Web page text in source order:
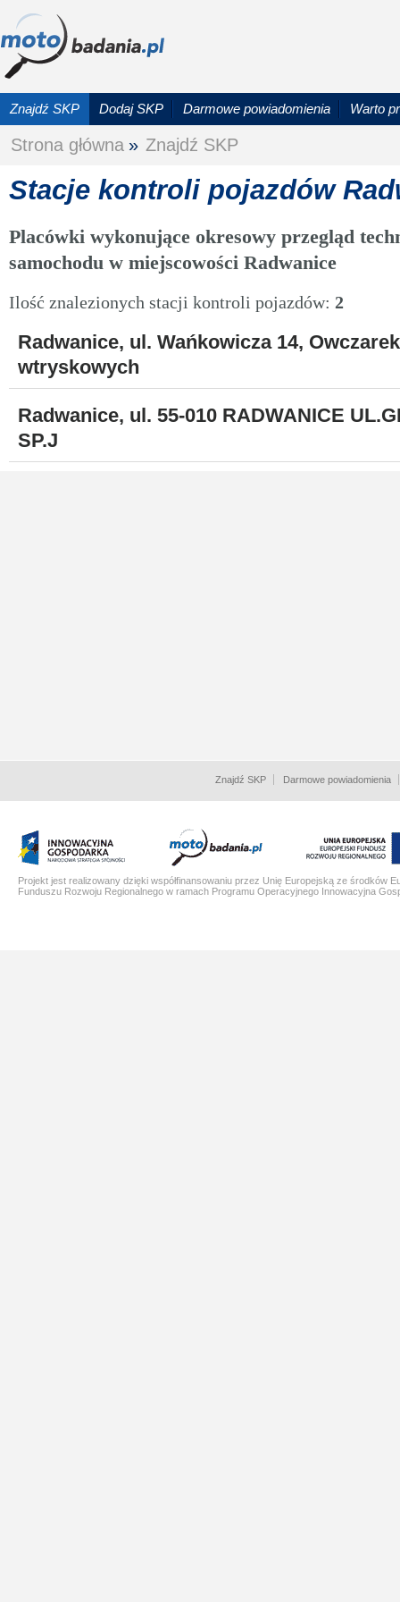
Znajdź SKP Dodaj SKP Darmowe powiadomienia Warto
Strona główna » Znajdź SKP
Stacje kontroli pojazdów
Placówki wykonujące okresowy przegląd
samochodu w miejscowości Radwanice
Ilość znalezionych stacji kontroli pojazdów: 2
Radwanice, ul. Wańkowicza 14,
wtryskowych
Radwanice, ul. 55-010 RADWANICE
SP.J
Znajdź SKP Darmowe powiadomienia
Projekt jest realizowany dzięki współfinansowaniu przez Unię Europejską ze środków
Funduszu Rozwoju Regionalnego w ramach Programu Operacyjnego Innowacyjna